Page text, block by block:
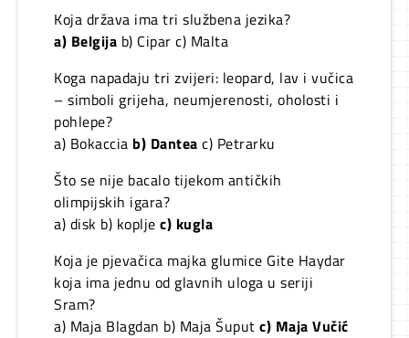
Koja država ima tri službena jezika?
a) Belgija b) Cipar c) Malta
Koga napadaju tri zvijeri: leopard, lav i vučica
– simboli grijeha, neumjerenosti, oholosti i
pohlepe?
a) Bokaccia b) Dantea c) Petrarku
Što se nije bacalo tijekom antičkih
olimpijskih igara?
a) disk b) kopljec) kugla
Koja je pjevačica majka glumice Gite Haydar
koja ima jednu od glavnih uloga u seriji
Sram?
a) Maja Blagdan b) Maja Šuputc) Maja Vučić